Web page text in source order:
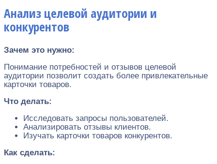
Анализ целевой аудитории и
конкурентов
Зачем это нужно:
Понимание потребностей и отзывов целевой
аудитории позволит создать более привлекательные
карточки товаров.
Что делать:
Исследовать запросы пользователей.
Анализировать отзывы клиентов.
Изучать карточки товаров конкурентов.
Как сделать: